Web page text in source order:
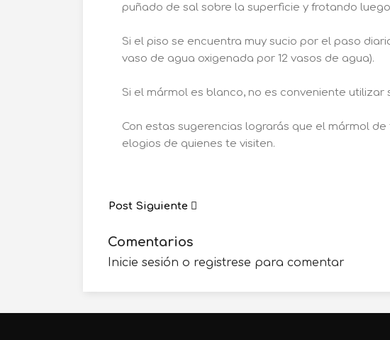
puñado de sal sobre la superficie y frotando
Si el piso se encuentra muy sucio por el paso
vaso de agua oxigenada por 12 vasos de agua).
Si el mármol es blanco, no es conveniente utilizar
Con estas sugerencias lograrás que el mármol
elogios de quienes te visiten.
Post Siguiente
Comentarios
Inicie sesión o registrese para comentar